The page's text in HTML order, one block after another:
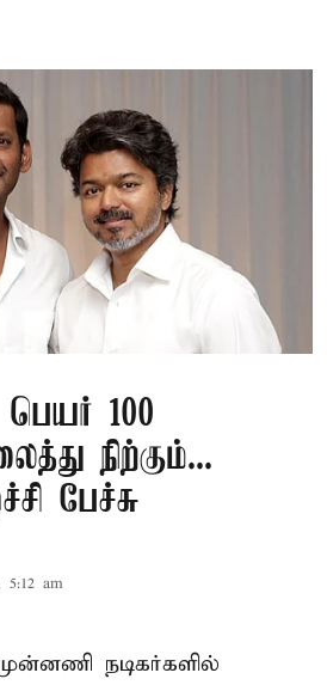
100
நிற்கும்...
பேச்சு
5:12 am
நடிகர்களில்